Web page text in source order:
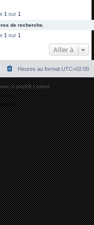
c
e
r
1 sur 1
de recherche.
1 sur 1
Aller à
Heures au format UTC+02:00
© phpBB Limited